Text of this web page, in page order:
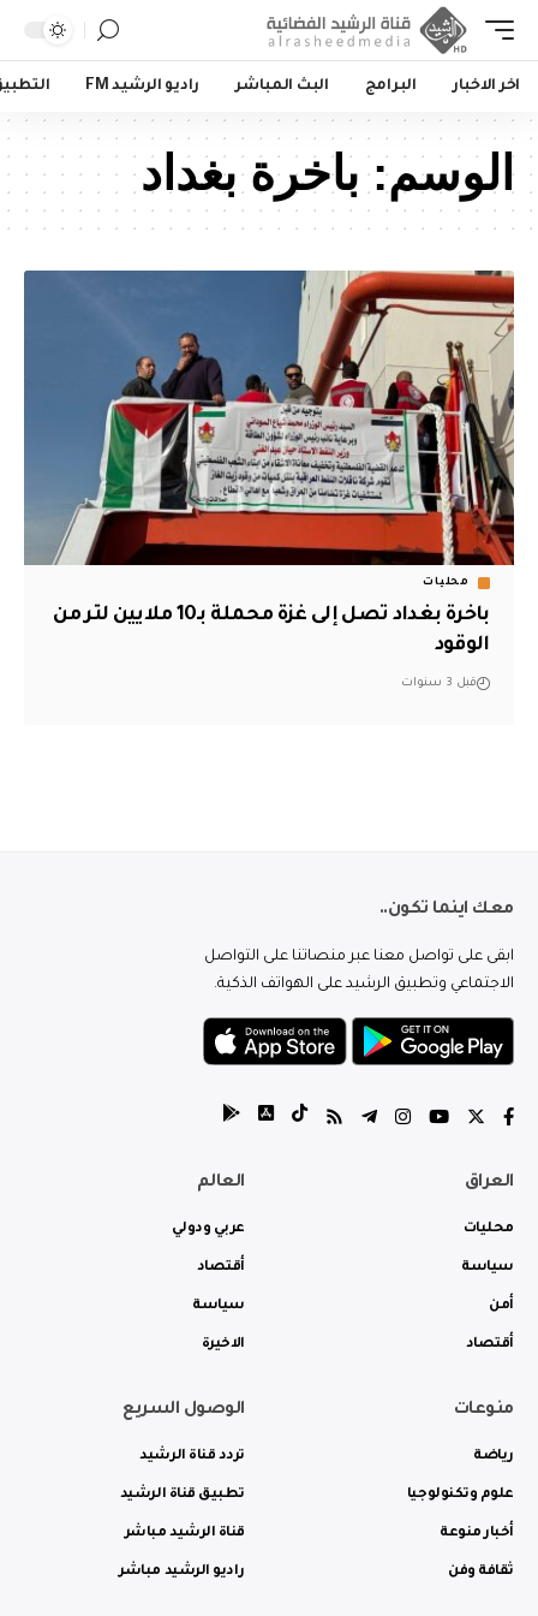
اخر الاخبار البرامج البث المباشر راديو الرشيد FM
الوسم:باخرة بغداد
محليات
باخرة بغداد تصل إلى غزة محملة بـ10 ملايين لتر من
الوقود
قبل 3 سنوات
معك اينما تكون..
ابقى على تواصل معنا عبر منصاتنا على التواصل
الاجتماعي وتطبيق الرشيد على الهواتف الذكية.
العراق
محليات
سياسة
أمن
أقتصاد
العالم
عربي ودولي
أقتصاد
سياسة
الاخيرة
منوعات
رياضة
علوم وتكنولوجيا
أخبار منوعة
ثقافة وفن
الوصول السريع
تردد قناة الرشيد
تطبيق قناة الرشيد
قناة الرشيد مباشر
راديو الرشيد مباشر